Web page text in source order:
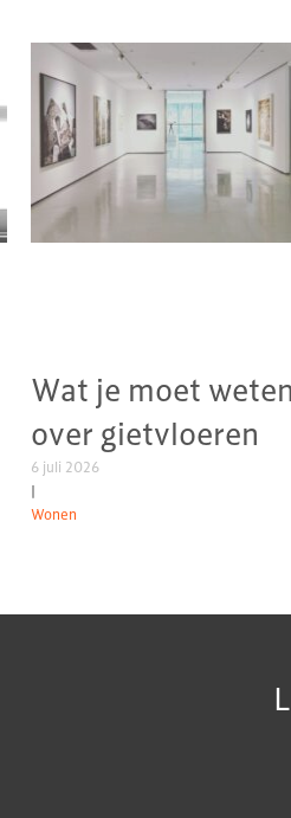
Wat je moet weten
over gietvloeren
6 juli 2026
|
Wonen